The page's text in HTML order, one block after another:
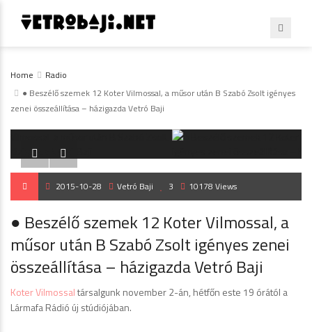
Home
Radio
● Beszélő szemek 12 Koter Vilmossal, a műsor után B Szabó Zsolt igényes
zenei összeállítása – házigazda Vetró Baji
 
2015-10-28 Vetró Baji 3 10178 Views
● Beszélő szemek 12 Koter Vilmossal, a
műsor után B Szabó Zsolt igényes zenei
összeállítása – házigazda Vetró Baji
Koter Vilmossaltársalgunk november 2-án, hétfőn este 19 órától a
Lármafa Rádió új stúdiójában.